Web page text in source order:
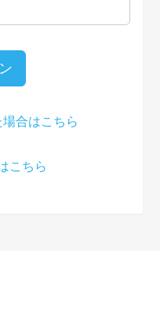
合はこちら
こちら